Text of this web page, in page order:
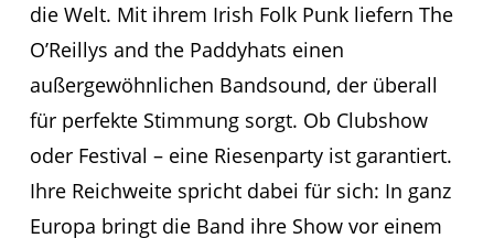
die Welt. Mit ihrem Irish Folk Punk liefern The
O’Reillys and the Paddyhats einen
außergewöhnlichen Bandsound, der überall
für perfekte Stimmung sorgt. Ob Clubshow
oder Festival – eine Riesenparty ist garantiert.
Ihre Reichweite spricht dabei für sich: In ganz
Europa bringt die Band ihre Show vor einem